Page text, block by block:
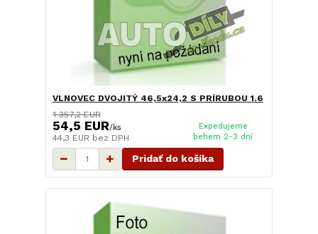
VLNOVEC DVOJITÝ 46,5x24,2 S PRÍRUBOU 1.6
1 357,2 EUR
54,5 EUR/ks
44,3 EUR bez DPH
Expedujeme
behem 2-3 dní
Pridať do košíka